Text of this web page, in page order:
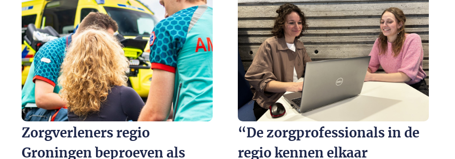
Zorgverleners regio
Groningen beproeven als
“De zorgprofessionals in de
regio kennen elkaar